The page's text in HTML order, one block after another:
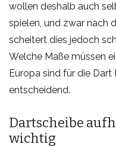
wollen deshalb auch
spielen, und zwar nach
scheitert dies jedoch
Welche Maße müssen
Europa sind für die
entscheidend.
Dartscheibe
wichtig